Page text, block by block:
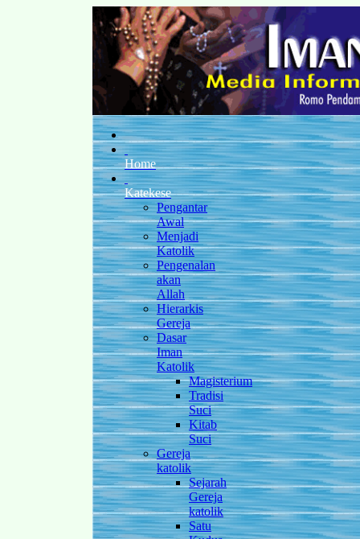
Home
Katekese
Pengantar
Awal
Menjadi
Katolik
Pengenalan
akan
Allah
Hierarkis
Gereja
Dasar
Iman
Katolik
Magisterium
Tradisi
Suci
Kitab
Suci
Gereja
katolik
Sejarah
Gereja
katolik
Satu